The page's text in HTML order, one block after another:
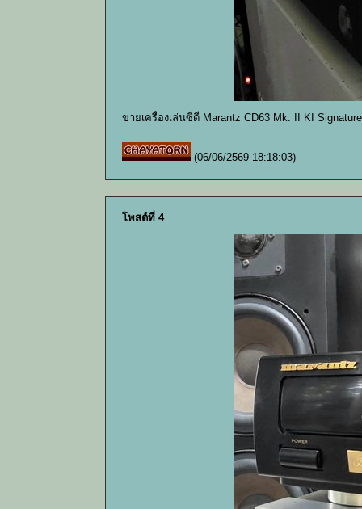
ขายเครื่องเล่นซีดี Marantz CD63 Mk. II KI
(06/06/2569 18:18:03)
โพสต์ที่ 4